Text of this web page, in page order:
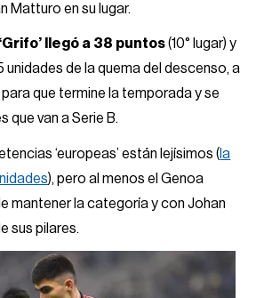
Matturo en su lugar.
llegó a 38 puntos(10° lugar) y
unidades de la quema del descenso, a
que termine la temporada y se
que van a Serie B.
‘europeas’ están lejísimos ( la
), pero al menos el Genoa
mantener la categoría y con Johan
sus pilares.